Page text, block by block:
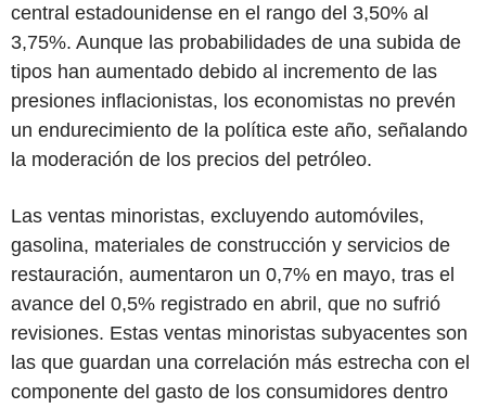
central estadounidense en el rango del 3,50% al
3,75%. Aunque las probabilidades de una subida de
tipos han aumentado debido al incremento de las
presiones inflacionistas, los economistas no prevén
un endurecimiento de la política este año, señalando
la moderación de los precios del petróleo.
Las ventas minoristas, excluyendo automóviles,
gasolina, materiales de construcción y servicios de
restauración, aumentaron un 0,7% en mayo, tras el
avance del 0,5% registrado en abril, que no sufrió
revisiones. Estas ventas minoristas subyacentes son
las que guardan una correlación más estrecha con el
componente del gasto de los consumidores dentro